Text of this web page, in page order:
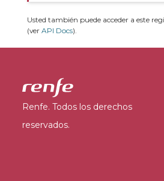
Usted también puede acceder a este
(ver API Docs).
Renfe. Todos los derechos
reservados.